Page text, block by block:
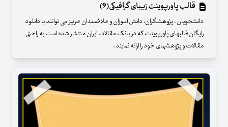
قالب پاورپوینت زیبای گرافیکی(9)
دانشجویان ، پژوهشگران، دانش آموزان و علاقمندان عزیز می توانند با دانلود
رایگان قالبهای پاورپوینت که در بانک مقالات ایران منتشر شده است به راحتی
مقالات و پژوهشهای خود را ارائه نمایند .